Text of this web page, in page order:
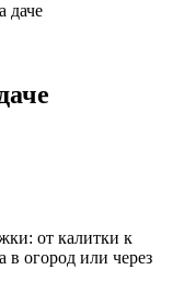
даче
от калитки к
в огород или через